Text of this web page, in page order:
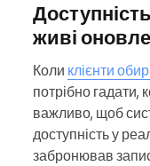
живі
Коли клієнти
потрібно гадати,
важливо, щоб
доступність у
забронював